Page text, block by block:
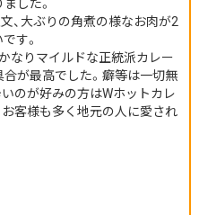
した。
、大ぶりの角煮の様なお肉が2
す。
なりマイルドな正統派カレー
が最高でした。癖等は一切無
のが好みの方はWホットカレ
お客様も多く地元の人に愛され